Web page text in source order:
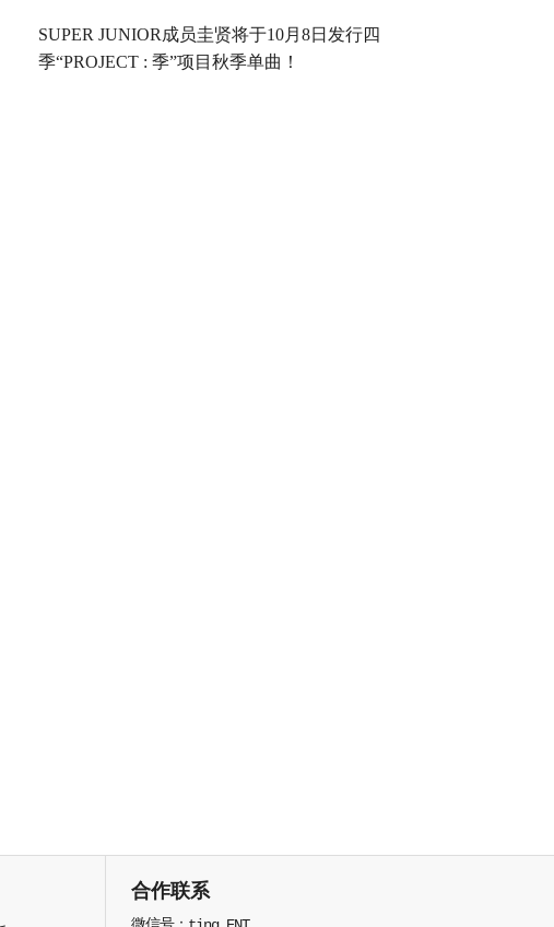
SUPER JUNIOR成员圭贤将于10月8日发行四
季“PROJECT : 季”项目秋季单曲！
合作联系